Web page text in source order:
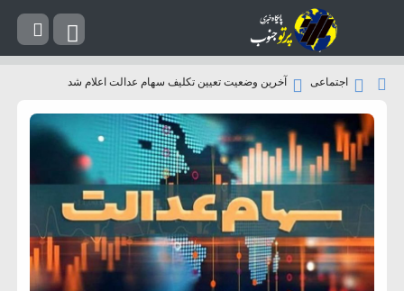
اجتماعی آخرین وضعیت تعیین تکلیف سهام عدالت اعلام شد